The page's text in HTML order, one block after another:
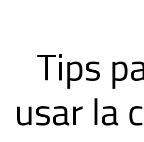
Tips
usar la